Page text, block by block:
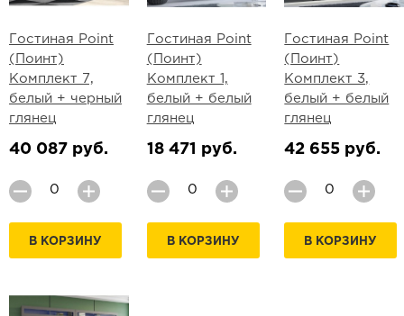
Гостиная Point
(Поинт)
Комплект 7,
белый + черный
глянец
40 087 руб.
В КОРЗИНУ
Гостиная Point
(Поинт)
Комплект 1,
белый + белый
глянец
18 471 руб.
В КОРЗИНУ
Гостиная Point
(Поинт)
Комплект 3,
белый + белый
глянец
42 655 руб.
В КОРЗИНУ